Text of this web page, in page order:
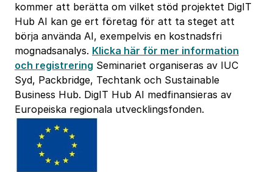
kommer att berätta om vilket stöd projektet DigIT
Hub AI kan ge ert företag för att ta steget att
börja använda AI, exempelvis en kostnadsfri
mognadsanalys. Klicka här för mer information
och registrering Seminariet organiseras av IUC
Syd, Packbridge, Techtank och Sustainable
Business Hub. DigIT Hub AI medfinansieras av
Europeiska regionala utvecklingsfonden.